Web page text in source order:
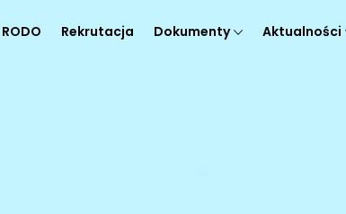
RODO Rekrutacja Dokumenty Aktualności